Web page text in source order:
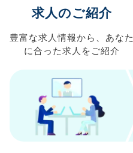
求人のご紹介
豊富な求人情報から、 あなた
に合った求人を ご紹介